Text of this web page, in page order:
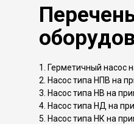
1. Герметичный насос
2. Насос типа НПВ на
3. Насос типа НВ на
4. Насос типа НД на
5. Насос типа НК на